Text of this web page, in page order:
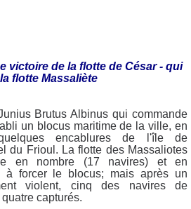
victoire de la flotte de César - qui
flotte Massaliète
Brutus Albinus qui commande
un blocus maritime de la ville, en
encablures de l'île de
du Frioul. La flotte des Massaliotes
en nombre (17 navires) et en
à forcer le blocus; mais après un
violent, cinq des navires de
capturés.